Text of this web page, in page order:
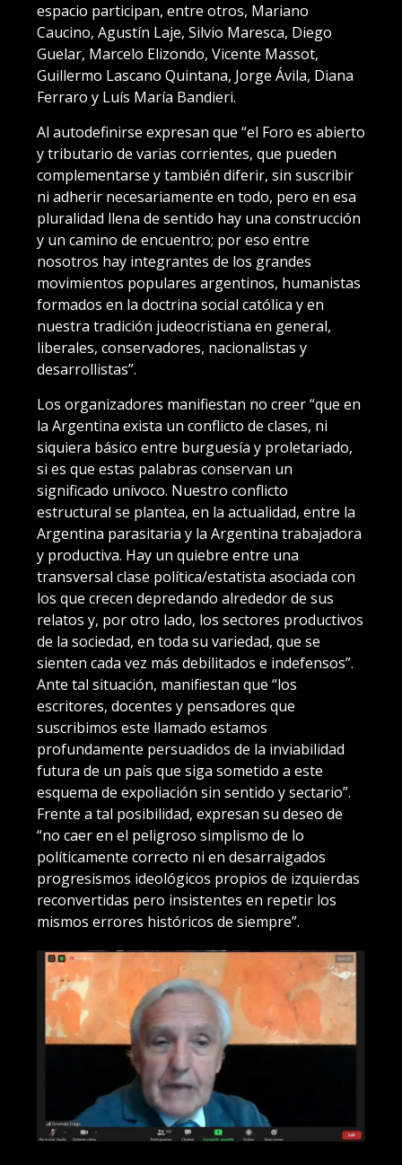
espacio participan, entre otros, Mariano
Caucino, Agustín Laje, Silvio Maresca, Diego
Guelar, Marcelo Elizondo, Vicente Massot,
Guillermo Lascano Quintana, Jorge Ávila, Diana
Ferraro y Luís María Bandieri.
Al autodefinirse expresan que “el Foro es abierto
y tributario de varias corrientes, que pueden
complementarse y también diferir, sin suscribir
ni adherir necesariamente en todo, pero en esa
pluralidad llena de sentido hay una construcción
y un camino de encuentro; por eso entre
nosotros hay integrantes de los grandes
movimientos populares argentinos, humanistas
formados en la doctrina social católica y en
nuestra tradición judeocristiana en general,
liberales, conservadores, nacionalistas y
desarrollistas”.
Los organizadores manifiestan no creer “que en
la Argentina exista un conflicto de clases, ni
siquiera básico entre burguesía y proletariado,
si es que estas palabras conservan un
significado unívoco. Nuestro conflicto
estructural se plantea, en la actualidad, entre la
Argentina parasitaria y la Argentina trabajadora
y productiva. Hay un quiebre entre una
transversal clase política/estatista asociada con
los que crecen depredando alrededor de sus
relatos y, por otro lado, los sectores productivos
de la sociedad, en toda su variedad, que se
sienten cada vez más debilitados e indefensos”.
Ante tal situación, manifiestan que “los
escritores, docentes y pensadores que
suscribimos este llamado estamos
profundamente persuadidos de la inviabilidad
futura de un país que siga sometido a este
esquema de expoliación sin sentido y sectario”.
Frente a tal posibilidad, expresan su deseo de
“no caer en el peligroso simplismo de lo
políticamente correcto ni en desarraigados
progresismos ideológicos propios de izquierdas
reconvertidas pero insistentes en repetir los
mismos errores históricos de siempre”.